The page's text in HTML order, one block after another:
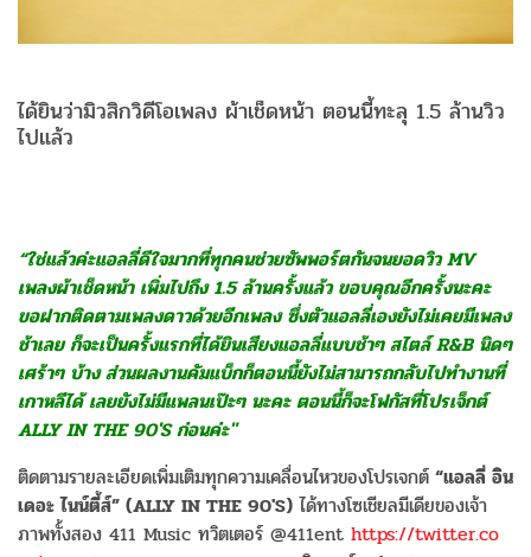
ได้ยินว่ามิวสิกวิดีโอเพลง ผ้าเช็ดหน้า ตอนนี้ทะลุ 1.5 ล้านวิว
ไปแล้ว
“ใช่แล้วค่ะแอลลี่ดีใจมากที่ทุกคนช่วยซัพพอร์ตกันจนยอดวิว MV
เพลงผ้าเช็ดหน้า เพิ่มไปถึง 1.5 ล้านครั้งแล้ว ขอบคุณอีกครั้งนะคะ
ขอฝากติดตามเพลงดาวด้วยอีกเพลง ซึ่งตัวแอลลี่เองยังไม่เคยมีเพลง
ช้าเลย ก็จะเป็นครั้งแรกที่ได้ยินเสียงแอลลี่แบบช้าๆ สไตล์ R&B นิดๆ
เศร้าๆ บ้าง ส่วนผลงานคัมแบ็กก็ตอนนี้ยังไม่สามารถกลับไปทำงานที่
เกาหลีได้ เลยยังไม่มีแพลนเป๊ะๆ นะคะ ตอนนี้ก็จะโฟกัสที่โปรเจ็กต์
ALLY IN THE 90'S ก่อนค่ะ"
ติดตามรายละเอียดเพิ่มเติมทุกความเคลื่อนไหวของโปรเจกต์ “แอลลี่ อิน
เดอะ ไนน์ตี้ส์” (ALLY IN THE 90'S) ได้ทางโซเชียลมีเดียของเจ้า
ภาพทั้งสอง 411 Music ทวิตเตอร์ @411ent https://twitter.co